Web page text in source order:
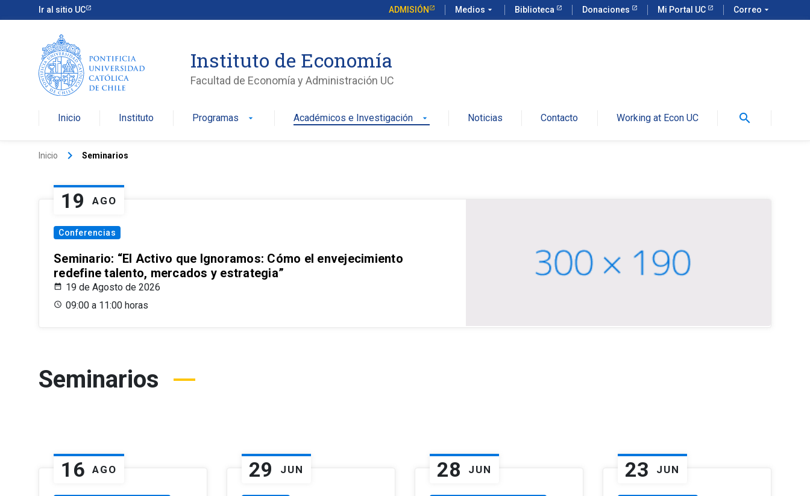
Ir al sitio UC ADMISIÓN Medios arrow_drop_down Biblioteca Donaciones Mi Portal UC Correo arrow_drop_down
Instituto de Economía
Facultad de Economía y Administración UC
Inicio Instituto Programas arrow_drop_down Académicos e Investigación arrow_drop_down Noticias Contacto Working at Econ UC search
Inicio keyboard_arrow_right Seminarios
19 AGO
Conferencias
Seminario: “El Activo que Ignoramos: Cómo el envejecimiento
redefine talento, mercados y estrategia”
19 de Agosto de 2026
09:00 a 11:00 horas
Seminarios
16 AGO 29 JUN 28 JUN 23 JUN